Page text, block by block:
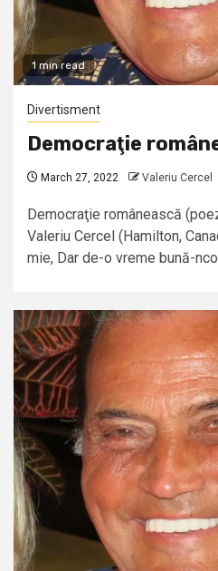
1 min read
Divertisment
Democraţie
March 27, 2022 Valeriu Cercel
Democraţie românească
Valeriu Cercel (Hamilton,
mie, Dar de-o vreme bună-